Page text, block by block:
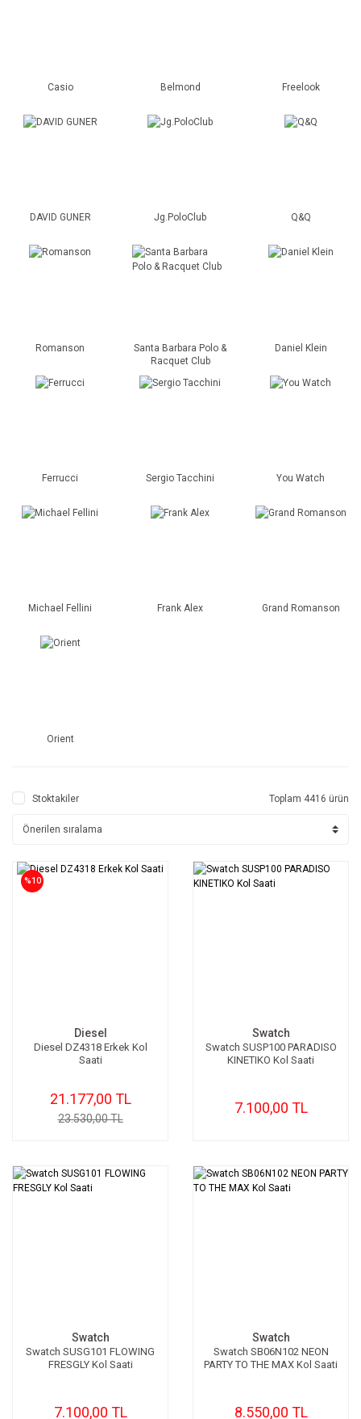
Casio Belmond Freelook
DAVID GUNER Jg.PoloClub Q&Q
Romanson
Santa Barbara Polo &
Racquet Club
Daniel Klein
Ferrucci Sergio Tacchini You Watch
Michael Fellini Frank Alex Grand Romanson
Orient
Stoktakiler Toplam 4416 ürün
%10
Diesel
Diesel DZ4318 Erkek Kol
Saati
21.177,00 TL
23.530,00 TL
Swatch
Swatch SUSP100 PARADISO
KINETIKO Kol Saati
7.100,00 TL
Swatch
Swatch SUSG101 FLOWING
FRESGLY Kol Saati
7.100,00 TL
Swatch
Swatch SB06N102 NEON
PARTY TO THE MAX Kol Saati
8.550,00 TL